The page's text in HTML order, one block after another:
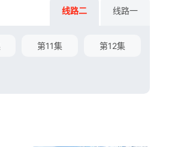
线路二 线路一
第11集 第12集